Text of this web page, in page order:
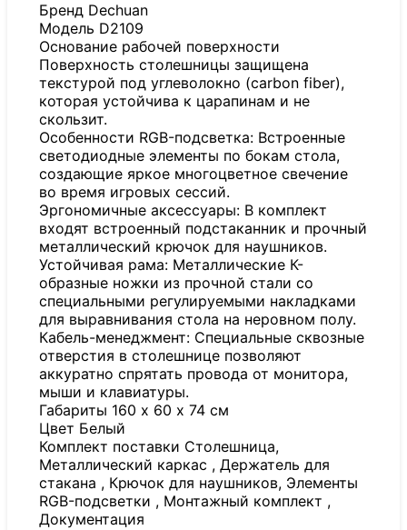
Бренд Dechuan
Модель D2109
Основание рабочей поверхности
Поверхность столешницы защищена
текстурой под углеволокно (carbon fiber),
которая устойчива к царапинам и не
скользит.
Особенности RGB-подсветка: Встроенные
светодиодные элементы по бокам стола,
создающие яркое многоцветное свечение
во время игровых сессий.
Эргономичные аксессуары: В комплект
входят встроенный подстаканник и прочный
металлический крючок для наушников.
Устойчивая рама: Металлические К-
образные ножки из прочной стали со
специальными регулируемыми накладками
для выравнивания стола на неровном полу.
Кабель-менеджмент: Специальные сквозные
отверстия в столешнице позволяют
аккуратно спрятать провода от монитора,
мыши и клавиатуры.
Габариты 160 х 60 х 74 см
Цвет Белый
Комплект поставки Столешница,
Металлический каркас , Держатель для
стакана , Крючок для наушников, Элементы
RGB-подсветки , Монтажный комплект ,
Документация